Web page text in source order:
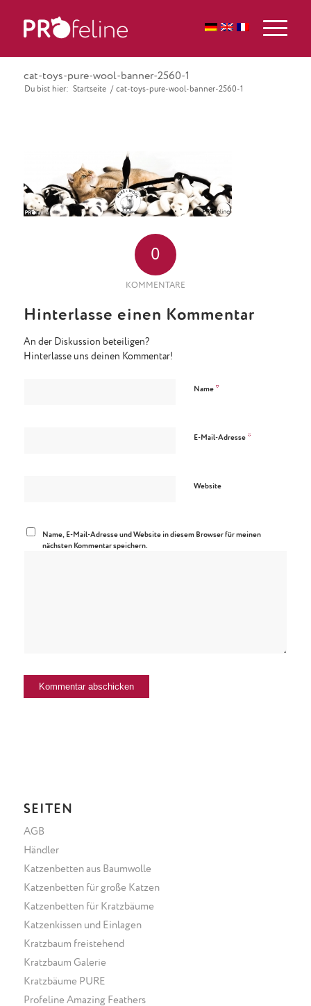
cat-toys-pure-wool-banner-2560-1
Du bist hier: Startseite / cat-toys-pure-wool-banner-2560-1
0
KOMMENTARE
Hinterlasse einen Kommentar
An der Diskussion beteiligen?
Hinterlasse uns deinen Kommentar!
Name *
E-Mail-Adresse *
Website
Name, E-Mail-Adresse und Website in diesem Browser für meinen
nächsten Kommentar speichern.
SEITEN
AGB
Händler
Katzenbetten aus Baumwolle
Katzenbetten für große Katzen
Katzenbetten für Kratzbäume
Katzenkissen und Einlagen
Kratzbaum freistehend
Kratzbaum Galerie
Kratzbäume PURE
Profeline Amazing Feathers